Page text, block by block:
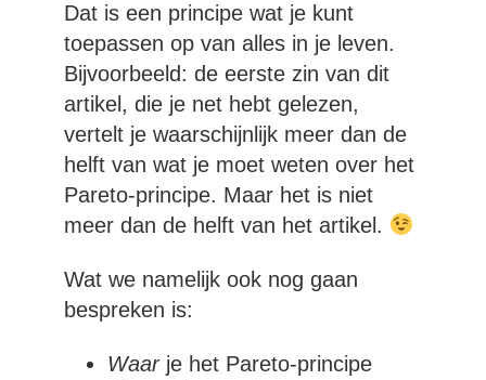
Dat is een principe wat je kunt
toepassen op van alles in je leven.
Bijvoorbeeld: de eerste zin van dit
artikel, die je net hebt gelezen,
vertelt je waarschijnlijk meer dan de
helft van wat je moet weten over het
Pareto-principe. Maar het is niet
meer dan de helft van het artikel.
Wat we namelijk ook nog gaan
bespreken is:
Waarje het Pareto-principe